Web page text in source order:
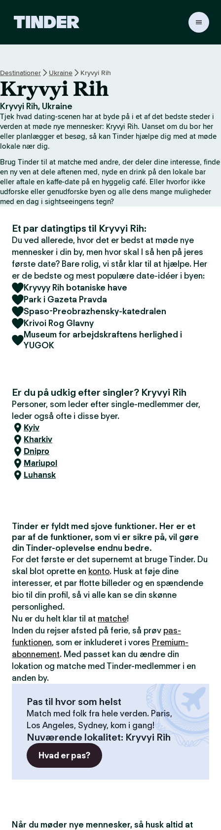
r
s
s
a
r
t
d
e
Destinationer Ukraine Kryvyi Rih
Kryvyi Rih
Kryvyi Rih, Ukraine
Tjek hvad dating-scenen har at byde på i et af det bedste steder i
verden at møde nye mennesker: Kryvyi Rih. Uanset om du bor her
eller planlægger et besøg, så kan Tinder hjælpe dig med at møde
lokale nær dig.
Brug Tinder til at matche med andre, der deler dine interesse, finde
en ny ven at dele aftenen med, nyde en drink på den lokale bar
eller aftale en kaffe-date på en hyggelig café. Eller hvorfor ikke
udforske eller genudforske byen og alle dens mange muligheder
med en dag i sightseeingens tegn?
Et par datingtips til Kryvyi Rih:
Du ved allerede, hvor det er bedst at møde nye
mennesker i din by, men hvor skal I så hen på jeres
første date? Bare rolig, vi står klar til at hjælpe. Her
er de bedste og mest populære date-idéer i byen:
Kryvyy Rih botaniske have
Park i Gazeta Pravda
Spaso-Preobrazhensky-katedralen
Krivoi Rog Glavny
Museum for arbejdskraftens herlighed i
YUGOK
Er du på udkig efter singler? Kryvyi Rih
Personer, som leder efter single-medlemmer der,
leder også ofte i disse byer.
Kyiv
Kharkiv
Dnipro
Mariupol
Luhansk
Tinder er fyldt med sjove funktioner. Her er et
par af de funktioner, som vi er sikre på, vil gøre
din Tinder-oplevelse endnu bedre.
For det første er det supernemt at bruge Tinder. Du
skal blot oprette en konto. Husk at føje dine
interesser, et par flotte billeder og en spændende
bio til din profil, så vi alle kan se din skønne
personlighed.
Nu er du helt klar til at matche!
Inden du rejser afsted på ferie, så prøv pas-
funktionen, som er inkluderet i vores Premium-
abonnement. Med passet kan du ændre din
lokation og matche med Tinder-medlemmer i en
anden by.
Pas til hvor som helst
Match med folk fra hele verden. Paris,
Los Angeles, Sydney, kom i gang!
Nuværende lokalitet: Kryvyi Rih
Hvad er pas?
Når du møder nye mennesker, så husk altid at